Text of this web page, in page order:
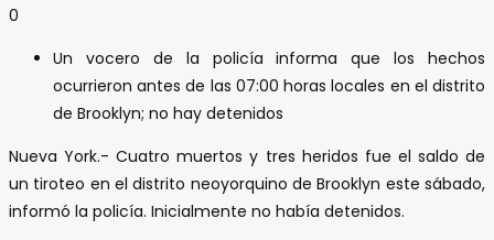
0
Un vocero de la policía informa que los hechos
ocurrieron antes de las 07:00 horas locales en el distrito
de Brooklyn; no hay detenidos
Nueva York.- Cuatro muertos y tres heridos fue el saldo de
un tiroteo en el distrito neoyorquino de Brooklyn este sábado,
informó la policía. Inicialmente no había detenidos.